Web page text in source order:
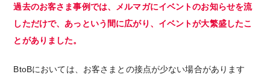
過去のお客さま事例では、メルマガにイベントのお知らせを流
しただけで、あっという間に広がり、イベントが大繁盛したこ
とがありました。
BtoBにおいては、お客さまとの接点が少ない場合があります